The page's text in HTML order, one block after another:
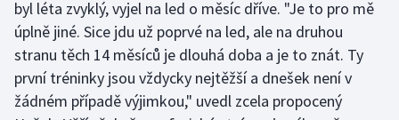
Judo
Krasobruslení
byl léta zvyklý, vyjel na led o měsíc dříve. "Je to pro mě
úplně jiné. Sice jdu už poprvé na led, ale na druhou
stranu těch 14 měsíců je dlouhá doba a je to znát. Ty
první tréninky jsou vždycky nejtěžší a dnešek není v
žádném případě výjimkou," uvedl zcela propocený